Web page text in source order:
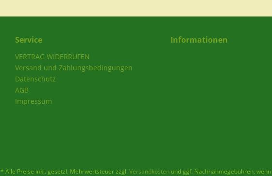
Service
VERTRAG WIDERRUFEN
Versand und Zahlungsbedingungen
Datenschutz
AGB
Impressum
Informationen
* Alle Preise inkl. gesetzl. Mehrwertsteuer zzgl. Versandkostenund ggf. Nachnahmegebühren,